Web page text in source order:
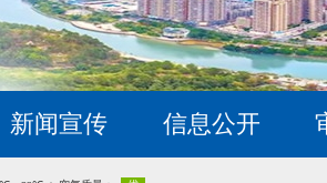
新闻宣传 信息公开